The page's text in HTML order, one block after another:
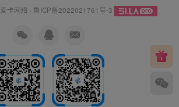
爱卡网络 · 鲁ICP备2022021761号-3